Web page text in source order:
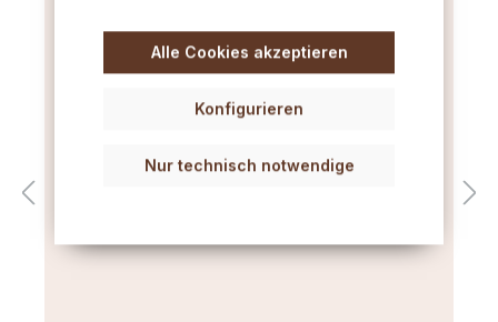
Wachsschmelzgefäß
Nur technisch notwendige
Konfigurieren
Alle Cookies akzeptieren